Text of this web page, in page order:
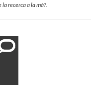
recerca a la mà?.